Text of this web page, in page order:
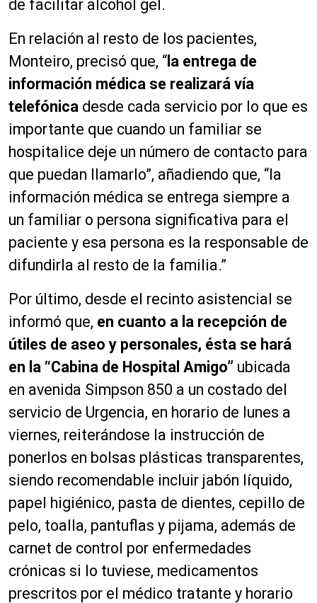
de facilitar alcohol gel.
En relación al resto de los pacientes,
Monteiro, precisó que, “ la entrega de
información médica se realizará vía
telefónica desde cada servicio por lo que es
importante que cuando un familiar se
hospitalice deje un número de contacto para
que puedan llamarlo”, añadiendo que, “la
información médica se entrega siempre a
un familiar o persona significativa para el
paciente y esa persona es la responsable de
difundirla al resto de la familia.”
Por último, desde el recinto asistencial se
informó que, en cuanto a la recepción de
útiles de aseo y personales, ésta se hará
en la “Cabina de Hospital Amigo” ubicada
en avenida Simpson 850 a un costado del
servicio de Urgencia, en horario de lunes a
viernes, reiterándose la instrucción de
ponerlos en bolsas plásticas transparentes,
siendo recomendable incluir jabón líquido,
papel higiénico, pasta de dientes, cepillo de
pelo, toalla, pantuflas y pijama, además de
carnet de control por enfermedades
crónicas si lo tuviese, medicamentos
prescritos por el médico tratante y horario